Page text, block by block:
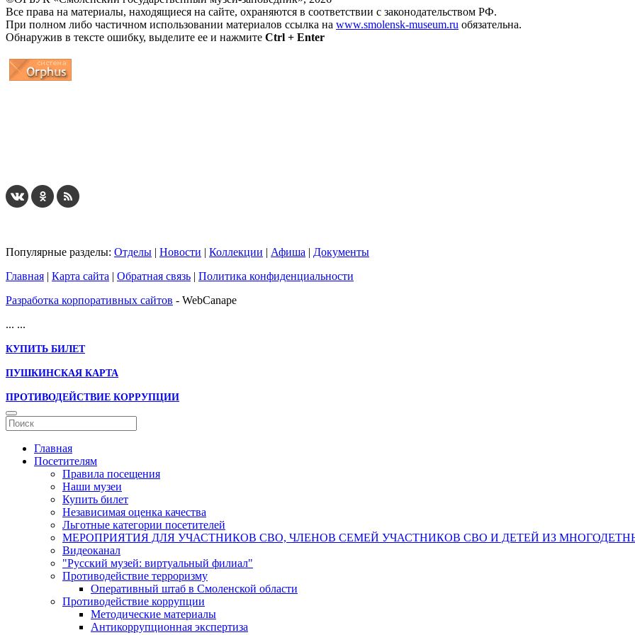
Все права на материалы, находящиеся на сайте, охраняются в соответствии с законодательством РФ.
При полном либо частичном использовании материалов ссылка на www.smolensk-museum.ru обязательна.
Обнаружив в тексте ошибку, выделите ее и нажмите Ctrl + Enter
Популярные разделы: Отделы | Новости | Коллекции | Афиша | Документы
Главная | Карта сайта | Обратная связь | Политика конфиденциальности
Разработка корпоративных сайтов - WebCanape
... ...
КУПИТЬ БИЛЕТ
ПУШКИНСКАЯ КАРТА
ПРОТИВОДЕЙСТВИЕ КОРРУПЦИИ
Главная
Посетителям
Правила посещения
Наши музеи
Купить билет
Независимая оценка качества
Льготные категории посетителей
МЕРОПРИЯТИЯ ДЛЯ УЧАСТНИКОВ СВО, ЧЛЕНОВ СЕМЕЙ УЧАСТНИКОВ СВО И ДЕТЕЙ ИЗ
Видеоканал
"Русский музей: виртуальный филиал"
Противодействие терроризму
Оперативный штаб в Смоленской области
Противодействие коррупции
Методические материалы
Антикоррупционная экспертиза